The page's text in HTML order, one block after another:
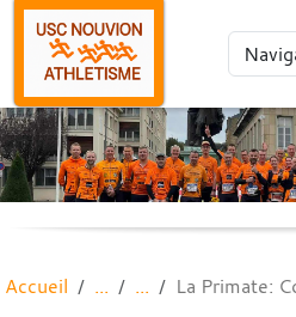
Accueil La Primate:
Panneau de gestion des cookies